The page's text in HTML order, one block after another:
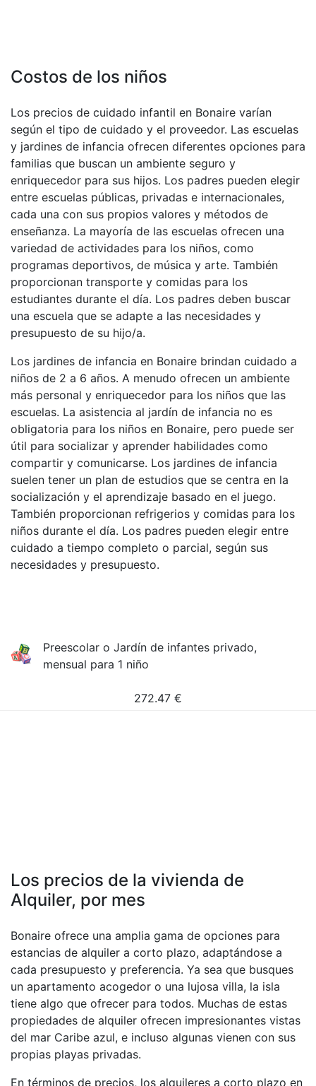
Costos de los niños
Los precios de cuidado infantil en Bonaire varían
según el tipo de cuidado y el proveedor. Las escuelas
y jardines de infancia ofrecen diferentes opciones para
familias que buscan un ambiente seguro y
enriquecedor para sus hijos. Los padres pueden elegir
entre escuelas públicas, privadas e internacionales,
cada una con sus propios valores y métodos de
enseñanza. La mayoría de las escuelas ofrecen una
variedad de actividades para los niños, como
programas deportivos, de música y arte. También
proporcionan transporte y comidas para los
estudiantes durante el día. Los padres deben buscar
una escuela que se adapte a las necesidades y
presupuesto de su hijo/a.
Los jardines de infancia en Bonaire brindan cuidado a
niños de 2 a 6 años. A menudo ofrecen un ambiente
más personal y enriquecedor para los niños que las
escuelas. La asistencia al jardín de infancia no es
obligatoria para los niños en Bonaire, pero puede ser
útil para socializar y aprender habilidades como
compartir y comunicarse. Los jardines de infancia
suelen tener un plan de estudios que se centra en la
socialización y el aprendizaje basado en el juego.
También proporcionan refrigerios y comidas para los
niños durante el día. Los padres pueden elegir entre
cuidado a tiempo completo o parcial, según sus
necesidades y presupuesto.
Preescolar o Jardín de infantes privado,
mensual para 1 niño
272.47 €
Los precios de la vivienda de
Alquiler, por mes
Bonaire ofrece una amplia gama de opciones para
estancias de alquiler a corto plazo, adaptándose a
cada presupuesto y preferencia. Ya sea que busques
un apartamento acogedor o una lujosa villa, la isla
tiene algo que ofrecer para todos. Muchas de estas
propiedades de alquiler ofrecen impresionantes vistas
del mar Caribe azul, e incluso algunas vienen con sus
propias playas privadas.
En términos de precios, los alquileres a corto plazo en